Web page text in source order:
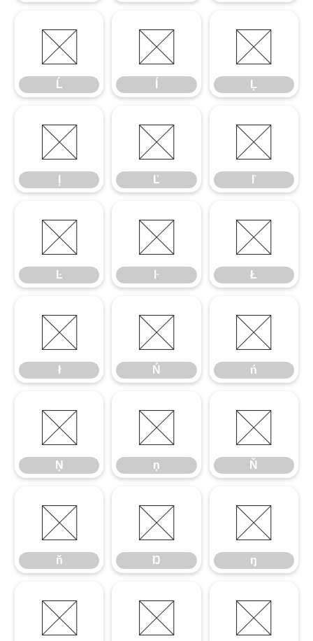
Ĺ
Ĺ
ĺ Ļ
Ļ
ļ Ľ
Ľ
ľ
ľ
Ŀ
Ŀ
ŀ
ŀ
Ł
Ł
ł
ł
Ń
Ń
ń
ń
Ņ
Ņ
ņ
ņ
Ň
Ň
ň
ň
Ŋ
Ŋ
ŋ
ŋ
Ō ō Ŏ